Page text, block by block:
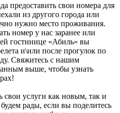
предоставить свои номера для
из другого города или
нужно место проживания.
номер у нас заранее или
гостинице «Абиль» вы
и\или после прогулок по
Свяжитесь с нашим
выше, чтобы узнать
свои услуги как новым, так и
рады, если вы поделитесь